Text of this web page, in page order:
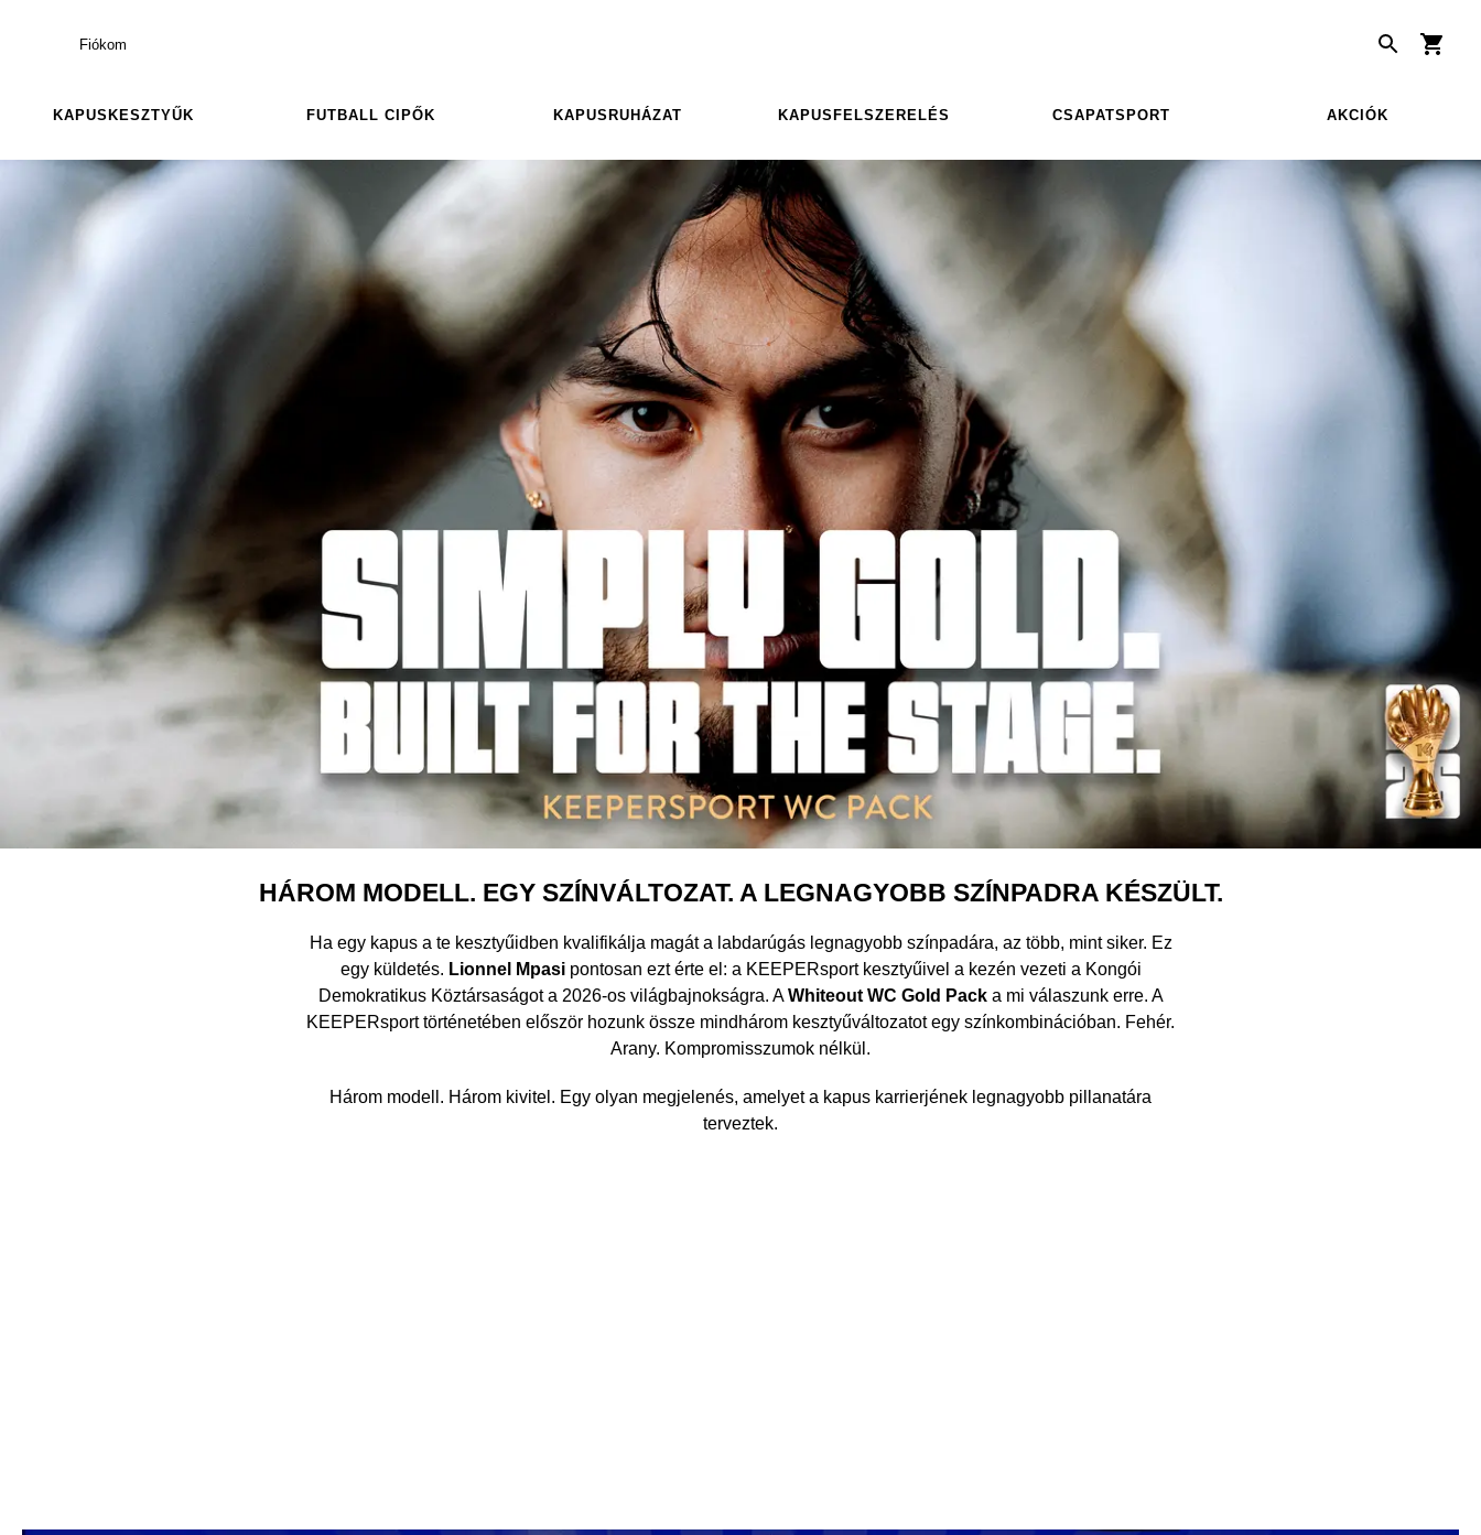
Fiókom
KAPUSKESZTYŰK FUTBALL CIPŐK KAPUSRUHÁZAT KAPUSFELSZERELÉS CSAPATSPORT AKCIÓK
HÁROM MODELL. EGY SZÍNVÁLTOZAT. A LEGNAGYOBB SZÍNPADRA KÉSZÜLT.
Ha egy kapus a te kesztyűidben kvalifikálja magát a labdarúgás legnagyobb színpadára, az több, mint siker. Ez
egy küldetés. Lionnel Mpasipontosan ezt érte el: a KEEPERsport kesztyűivel a kezén vezeti a Kongói
Demokratikus Köztársaságot a 2026-os világbajnokságra. AWhiteout WC Gold Packa mi válaszunk erre. A
KEEPERsport történetében először hozunk össze mindhárom kesztyűváltozatot egy színkombinációban. Fehér.
Arany. Kompromisszumok nélkül.
Három modell. Három kivitel. Egy olyan megjelenés, amelyet a kapus karrierjének legnagyobb pillanatára
terveztek.